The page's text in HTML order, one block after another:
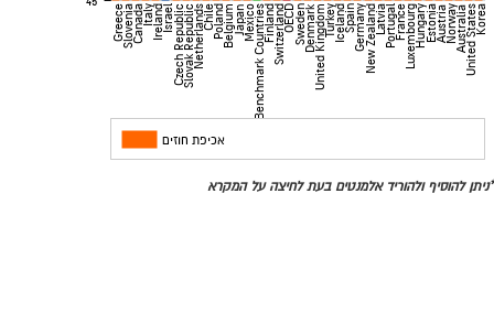
GreeceSloveniaCanadaItalyIrelandIsraelCzech RepublicSlovak RepublicNetherlandsChilePolandBelgiumJapanMexicoBenchmark CountriesFinlandSwitzerlandOECDSwedenDenmarkUnited KingdomTurkeyIcelandSpainGermanyNew ZealandLatviaPortugalFranceLuxembourgHungaryEstoniaAustriaNorwayAustraliaUnited StatesKorea
אכיפת חוזים
*ניתן להוסיף ולהוריד אלמנטים בעת לחיצה על המקרא